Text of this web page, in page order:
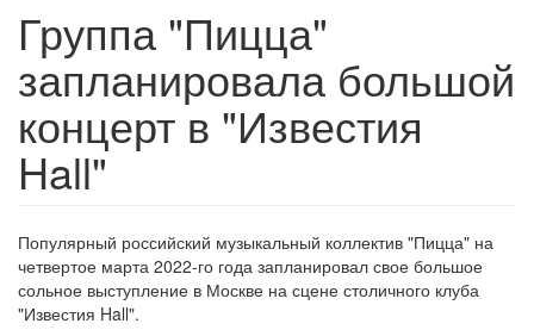
Группа "Пицца"
запланировала большой
концерт в "Известия
Hall"
Популярный российский музыкальный коллектив "Пицца" на
четвертое марта 2022-го года запланировал свое большое
сольное выступление в Москве на сцене столичного клуба
"Известия Hall".